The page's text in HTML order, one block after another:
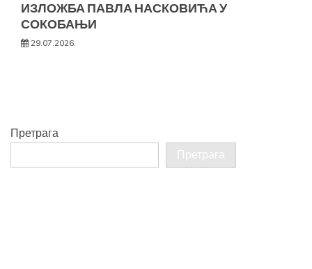
ИЗЛОЖБА ПАВЛА НАСКОВИЋА У
СОКОБАЊИ
29.07.2026.
Претрага
Претрага